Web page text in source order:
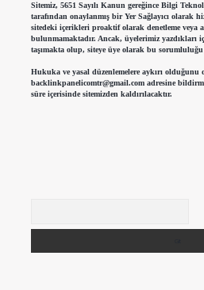
Sitemiz, 5651 Sayılı Kanun gereğince Bilgi
tarafından onaylanmış bir Yer Sağlayıcı olarak
sitedeki içerikleri proaktif olarak denetleme veya
bulunmamaktadır. Ancak, üyelerimiz yazdıkları
taşımakta olup, siteye üye olarak bu sorumluluğu
Hukuka ve yasal düzenlemelere aykırı
backlinkpanelicomtr@gmail.comadresine
süre içerisinde sitemizden kaldırılacaktır.